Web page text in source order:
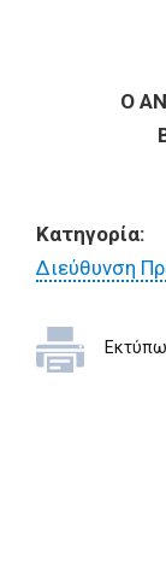
Ο
Κατηγορία:
Διεύθυνση